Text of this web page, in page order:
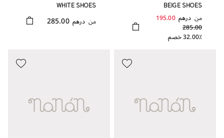
BEIGE SHOES
من درهم 195.00
285.00
32.00٪ خصم
WHITE SHOES
من درهم 285.00